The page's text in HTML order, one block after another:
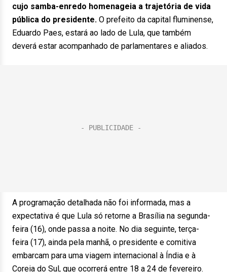
cujo samba-enredo homenageia a trajetória de vida
pública do presidente. O prefeito da capital fluminense,
Eduardo Paes, estará ao lado de Lula, que também
deverá estar acompanhado de parlamentares e aliados.
A programação detalhada não foi informada, mas a
expectativa é que Lula só retorne a Brasília na segunda-
feira (16), onde passa a noite. No dia seguinte, terça-
feira (17), ainda pela manhã, o presidente e comitiva
embarcam para uma viagem internacional à Índia e à
Coreia do Sul, que ocorrerá entre 18 a 24 de fevereiro.